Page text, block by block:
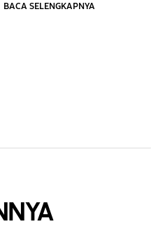
BACA SELENGKAPNYA